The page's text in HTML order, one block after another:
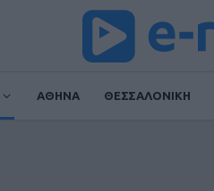
ΑΘΗΝΑ ΘΕΣΣΑΛΟΝΙΚΗ